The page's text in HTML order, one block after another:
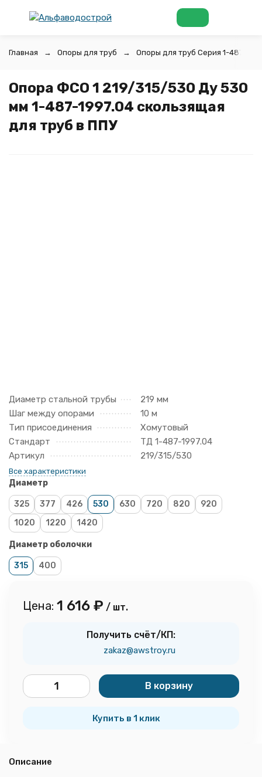
Главная Опоры для труб Опоры для труб Серия 1-487-
Опора ФСО 1 219/315/530 Ду 530
мм 1-487-1997.04 скользящая
для труб в ППУ
Диаметр стальной трубы
219 мм
Шаг между опорами
10 м
Тип присоединения
Хомутовый
Стандарт
ТД 1-487-1997.04
Артикул
219/315/530
Все характеристики
Диаметр
325 377 426 530 630 720 820
920
1020
1220 1420
Диаметр оболочки
315 400
Цена: 1 616 ₽ / шт.
Получить счёт/КП:
zakaz@awstroy.ru
В корзину
Купить в 1 клик
Описание